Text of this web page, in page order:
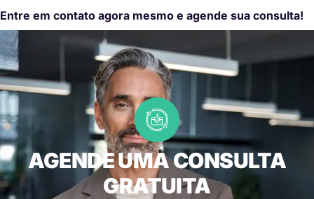
Entre em contato agora mesmo e agende sua consulta!
AGENDE UMA CONSULTA
GRATUITA